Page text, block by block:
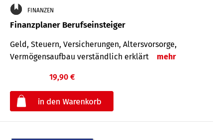
FINANZEN
Finanzplaner Berufseinsteiger
Geld, Steuern, Versicherungen, Altersvorsorge,
Vermögensaufbau verständlich erklärt
mehr
19,90 €